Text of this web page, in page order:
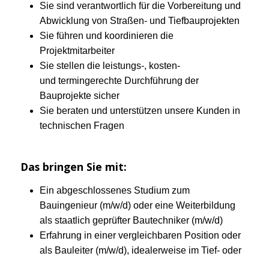
Sie sind verantwortlich für die Vorbereitung und
Abwicklung von Straßen- und Tiefbauprojekten
Sie führen und koordinieren die
Projektmitarbeiter
Sie stellen die leistungs-, kosten-
und termingerechte Durchführung der
Bauprojekte sicher
Sie beraten und unterstützen unsere Kunden in
technischen Fragen
Das bringen Sie mit:
Ein abgeschlossenes Studium zum
Bauingenieur (m/w/d) oder eine Weiterbildung
als staatlich geprüfter Bautechniker (m/w/d)
Erfahrung in einer vergleichbaren Position oder
als Bauleiter (m/w/d), idealerweise im Tief- oder